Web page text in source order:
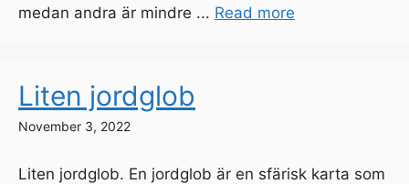
medan andra är mindre ... Read more
Liten jordglob
November 3, 2022
Liten jordglob. En jordglob är en sfärisk karta som